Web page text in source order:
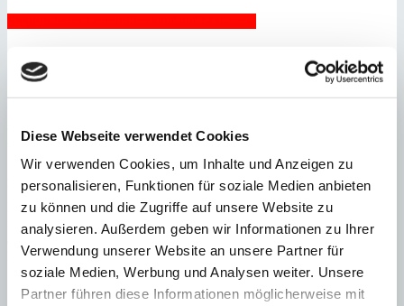
Diese Webseite verwendet Cookies
Wir verwenden Cookies, um Inhalte und Anzeigen zu
personalisieren, Funktionen für soziale Medien anbieten
zu können und die Zugriffe auf unsere Website zu
analysieren. Außerdem geben wir Informationen zu Ihrer
Verwendung unserer Website an unsere Partner für
soziale Medien, Werbung und Analysen weiter. Unsere
Partner führen diese Informationen möglicherweise mit
Zuständiges Büro
OFICINA PALMA & SON VIDA | Dustin Wolff0034971425016
Haftungs- und Courtageklausel
Alle Angaben basieren auf Informationen und Daten, die uns vom
Verkäufer/Auftraggeber zur Verfügung gestellt wurden. Minkner &
Partner übernimmt keinerlei Garantie für Vollständigkeit, Richtigkeit
und Aktualität der Angaben und Legalität der Immobilie. Die
angegebenen Preise enthalten nicht die vom Käufer zu tragenden
Nebenkosten wie Steuern, Notar-, Grundbuch- und Gestoriakosten.